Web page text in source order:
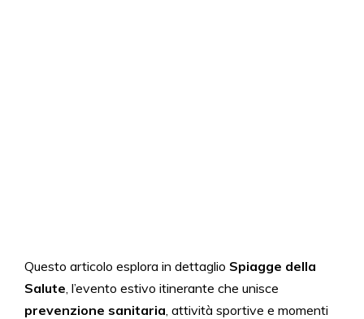
Questo articolo esplora in dettaglio Spiagge della
Salute, l’evento estivo itinerante che unisce
prevenzione sanitaria, attività sportive e momenti